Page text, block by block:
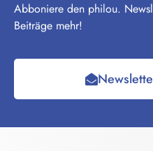
Abboniere den philou.
Beiträge mehr!